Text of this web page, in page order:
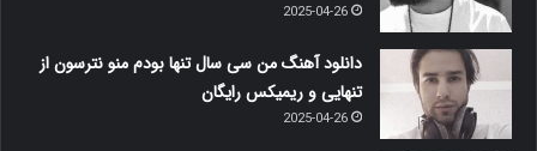
2025-04-26
دانلود آهنگ من سی سال تنها بودم منو نترسون از
تنهایی و ریمیکس رایگان
2025-04-26